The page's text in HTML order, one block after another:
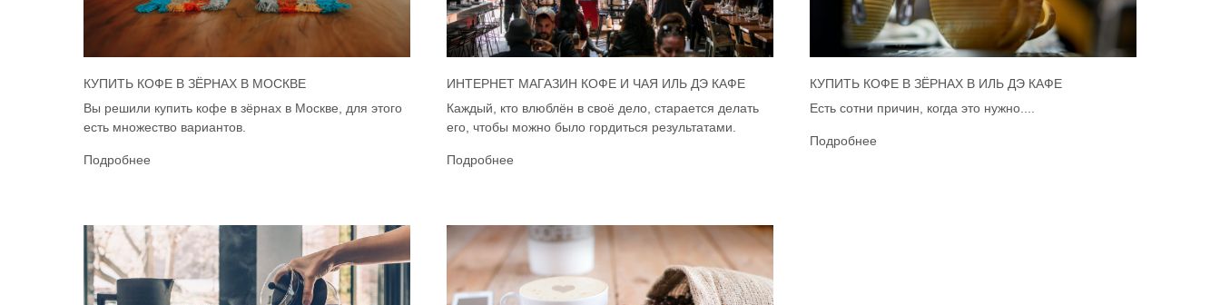
КУПИТЬ КОФЕ В ЗЁРНАХ В МОСКВЕ
Вы решили купить кофе в зёрнах в Москве, для этого
есть множество вариантов.
Подробнее
ИНТЕРНЕТ МАГАЗИН КОФЕ И ЧАЯ ИЛЬ ДЭ КАФЕ
Каждый, кто влюблён в своё дело, старается делать
его, чтобы можно было гордиться результатами.
Подробнее
КУПИТЬ КОФЕ В ЗЁРНАХ В ИЛЬ ДЭ КАФЕ
Есть сотни причин, когда это нужно....
Подробнее